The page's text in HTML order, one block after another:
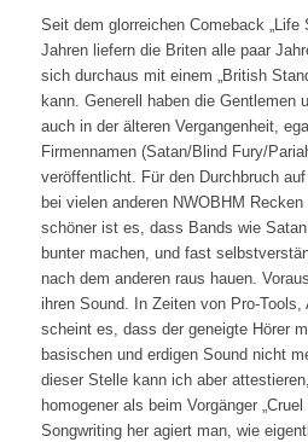
Seit dem glorreichen Comeback „Life
Jahren liefern die Briten alle paar
sich durchaus mit einem „British
kann. Generell haben die Gentlemen
auch in der älteren Vergangenheit,
Firmennamen (Satan/Blind Fury/
veröffentlicht. Für den Durchbruch
bei vielen anderen NWOBHM
schöner ist es, dass Bands wie
bunter machen, und fast
nach dem anderen raus hauen.
ihren Sound. In Zeiten von Pro-
scheint es, dass der geneigte Hörer
basischen und erdigen Sound nicht
dieser Stelle kann ich aber
homogener als beim Vorgänger
Songwriting her agiert man, wie